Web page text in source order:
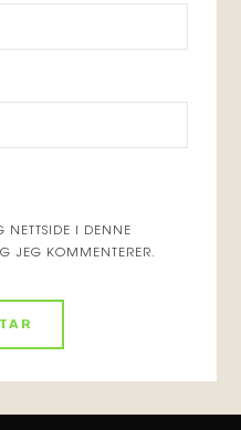
NETTSIDE I DENNE
JEG KOMMENTERER.